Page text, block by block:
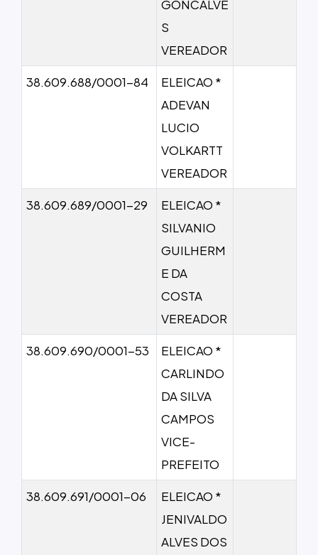
GONCALVE
S
VEREADOR
38.609.688/0001-84
ELEICAO *
ADEVAN
LUCIO
VOLKARTT
VEREADOR
38.609.689/0001-29
ELEICAO *
SILVANIO
GUILHERM
E DA
COSTA
VEREADOR
38.609.690/0001-53
ELEICAO *
CARLINDO
DA SILVA
CAMPOS
VICE-
PREFEITO
38.609.691/0001-06
ELEICAO *
JENIVALDO
ALVES DOS